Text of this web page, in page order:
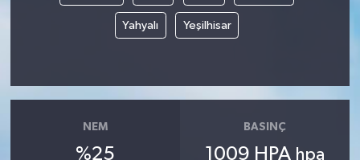
Yahyalı Yeşilhisar
NEM
%25
BASINÇ
1009 HPA hpa